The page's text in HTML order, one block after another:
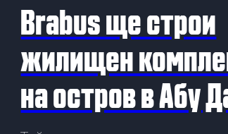
ЛЮБОПИТНО
МОТОРИ
Brabus ще строи
жилищен
на остров в Абу